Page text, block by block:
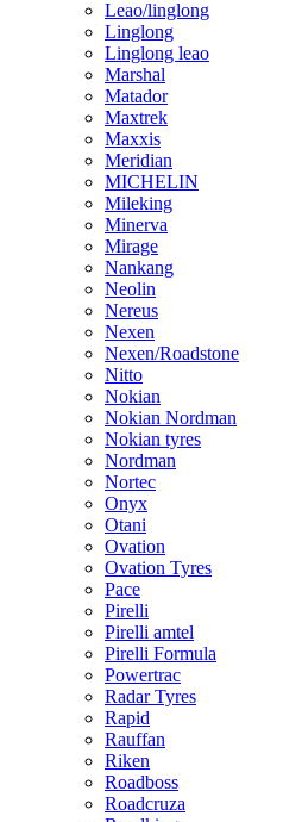
Leao/linglong
Linglong
Linglong leao
Marshal
Matador
Maxtrek
Maxxis
Meridian
MICHELIN
Mileking
Minerva
Mirage
Nankang
Neolin
Nereus
Nexen
Nexen/Roadstone
Nitto
Nokian
Nokian Nordman
Nokian tyres
Nordman
Nortec
Onyx
Otani
Ovation
Ovation Tyres
Pace
Pirelli
Pirelli amtel
Pirelli Formula
Powertrac
Radar Tyres
Rapid
Rauffan
Riken
Roadboss
Roadcruza